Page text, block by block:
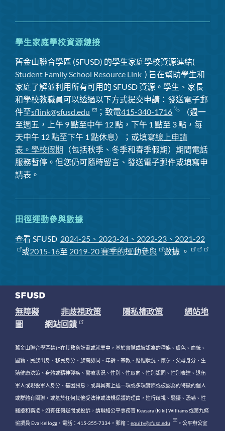
學生家庭學校資源鏈接
舊金山聯合學區 (SFUSD) 的學生家庭學校資源連結(
Student Family School Resource Link ) 旨在幫助學生和
家庭了解並利用所有可用的 SFUSD 資源。學生、家長
和學校教職員可以透過以下方式提交申請：發送電子郵
件至sflink@sfusd.edu ；致電415-340-1716
（週一
至週五，上午 9 點至中午 12 點，下午 1 點至 3 點，每
天中午 12 點至下午 1 點休息）；或填寫線上申請
表。 學校假期 （包括秋季、冬季和春季假期）期間電話
服務暫停 。但您仍可隨時留言、發送電子郵件或填寫申
請表。
田徑運動參與數據
查看 SFUSD 2024-25、2023-24、2022-23、2021-22
或2015-16至 2019-20 賽季的運動參與 數據 。
無障礙 非歧視政策 隱私權政策
網站地
圖
網站回饋
舊金山聯合學區禁止在其教育計畫或就業中，基於實際或被認為的種族、膚色、血統、
國籍、民族出身、移民身分、族裔認同、年齡、宗教、婚姻狀況、懷孕、父母身分、生
殖健康決策、身體或精神殘疾、醫療狀況、性別、性取向、性別認同、性別表達、退伍
軍人或現役軍人身分、基因訊息，或與具有上述一項或多項實際或被認為的特徵的個人
或群體有關聯，或基於任何其他受法律或法規保護的理由，進行歧視、騷擾、恐嚇、性
騷擾和霸凌。如有任何疑問或投訴，請聯絡公平事務官 Keasara (Kiki) Williams 或第九條
協調員 Eva Kellogg，電話：415-355-7334，郵箱： equity@sfusd.edu 。公平辦公室